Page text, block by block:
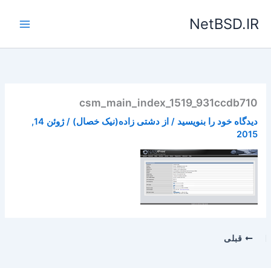
NetBSD.IR
csm_main_index_1519_931ccdb710
دیدگاه‌ خود را بنویسید / از دشتی زاده(نیک خصال)/
ژوئن 14,
2015
قبلی